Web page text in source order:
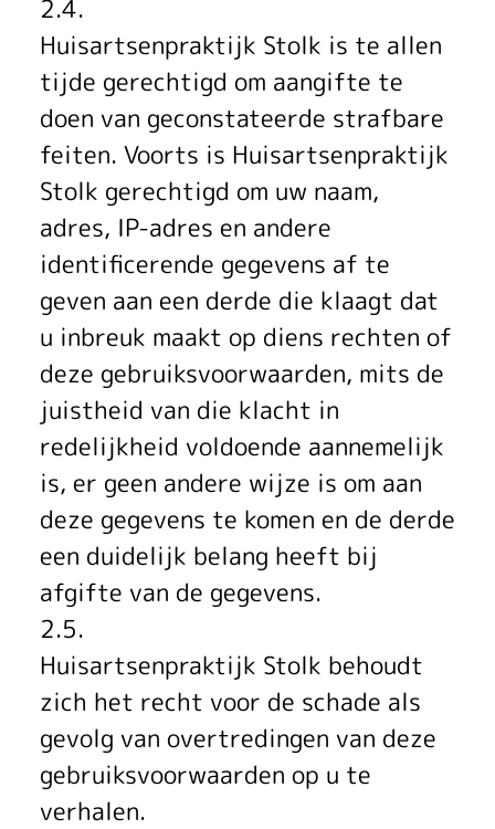
2.4.
Huisartsenpraktijk Stolk is te allen
tijde gerechtigd om aangifte te
doen van geconstateerde strafbare
feiten. Voorts is Huisartsenpraktijk
Stolk gerechtigd om uw naam,
adres, IP-adres en andere
identificerende gegevens af te
geven aan een derde die klaagt dat
u inbreuk maakt op diens rechten of
deze gebruiksvoorwaarden, mits de
juistheid van die klacht in
redelijkheid voldoende aannemelijk
is, er geen andere wijze is om aan
deze gegevens te komen en de derde
een duidelijk belang heeft bij
afgifte van de gegevens.
2.5.
Huisartsenpraktijk Stolk behoudt
zich het recht voor de schade als
gevolg van overtredingen van deze
gebruiksvoorwaarden op u te
verhalen.